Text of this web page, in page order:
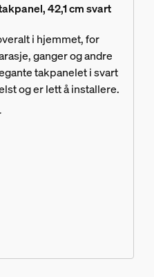
42,1 cm svart
i hjemmet, for
ganger og andre
takpanelet i svart
og er lett å installere.